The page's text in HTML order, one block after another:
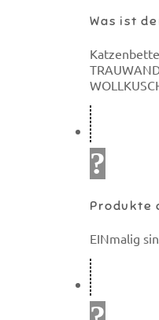
Was ist
Produkte
EINmalig